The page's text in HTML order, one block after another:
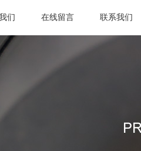
们 在线留言 联系我们